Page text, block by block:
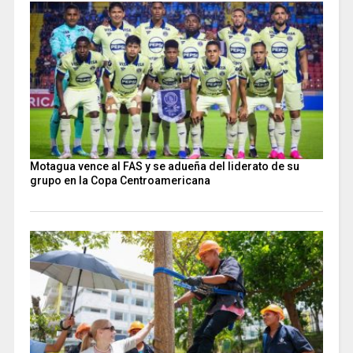
Motagua vence al FAS y se adueña del liderato de su
grupo en la Copa Centroamericana